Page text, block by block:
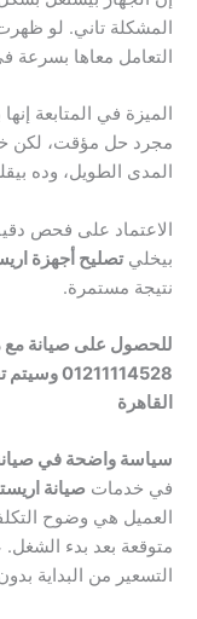
المشكلة تاني. لو
التعامل معاها بسرعة
الميزة في المتابعة
مجرد حل مؤقت، لكن
المدى الطويل، وده
الاعتماد على فحص دقيق
بيخليتصليح أجهزة
نتيجة مستمرة.
للحصول على صيانة مع
القاهرة
سياسة واضحة في
في خدمات صيانة
العميل هي وضوح
متوقعة بعد بدء
التسعير من البداية